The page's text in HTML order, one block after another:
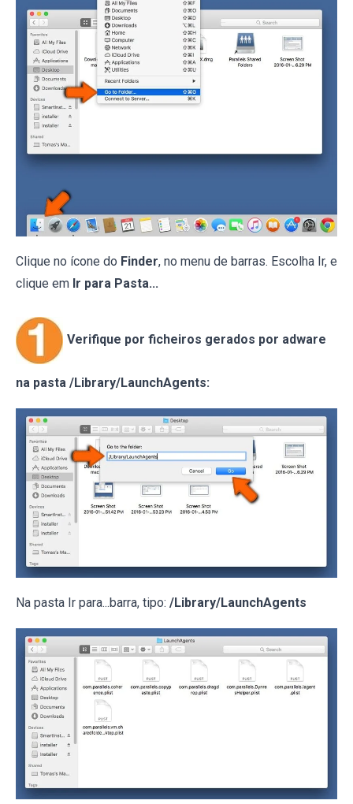
Clique no ícone do Finder, no menu de barras. Escolha Ir, e
clique em Ir para Pasta...
Verifique por ficheiros gerados por adware
na pasta /Library/LaunchAgents:
Na pasta Ir para...barra, tipo: /Library/LaunchAgents